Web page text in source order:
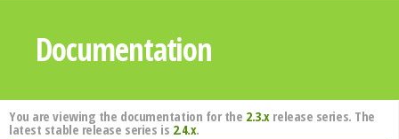
Documentation
You are viewing the documentation for the 2.3.xrelease series. The
latest stable release series is 2.4.x.